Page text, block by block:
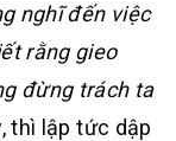
nghĩ đến việc
rằng gieo
đừng trách ta
thì lập tức dập